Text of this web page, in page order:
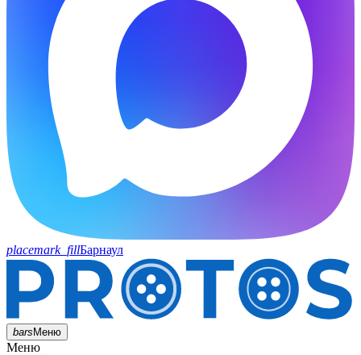
placemark_fillБарнаул
barsМеню
Меню